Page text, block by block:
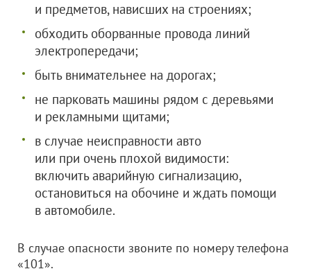
и предметов, нависших на строениях;
обходить оборванные провода линий
электропередачи;
быть внимательнее на дорогах;
не парковать машины рядом с деревьями
и рекламными щитами;
в случае неисправности авто
или при очень плохой видимости:
включить аварийную сигнализацию,
остановиться на обочине и ждать помощи
в автомобиле.
В случае опасности звоните по номеру телефона
«101».